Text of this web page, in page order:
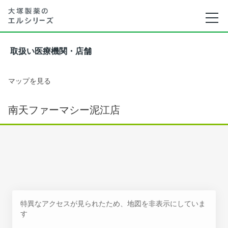
取扱い医療機関・店舗
マップを見る
南天ファーマシー泥江店
特異なアクセスが見られたため、地図を非表示にしていま
す